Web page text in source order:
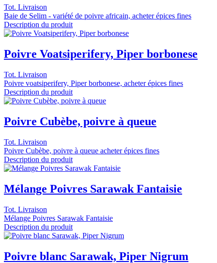
Tot. Livraison
Baie de Selim - variété de poivre africain, acheter épices fines
Description du produit
Poivre Voatsiperifery, Piper borbonese
Tot. Livraison
Poivre voatsiperifery, Piper borbonese, acheter épices fines
Description du produit
Poivre Cubèbe, poivre à queue
Tot. Livraison
Poivre Cubèbe, poivre à queue acheter épices fines
Description du produit
Mélange Poivres Sarawak Fantaisie
Tot. Livraison
Mélange Poivres Sarawak Fantaisie
Description du produit
Poivre blanc Sarawak, Piper Nigrum